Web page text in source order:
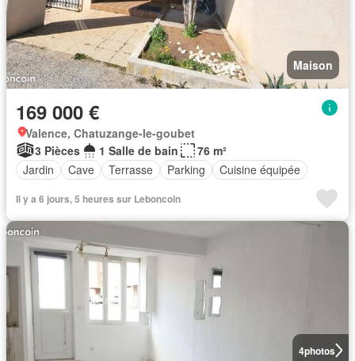
Maison
169 000 €
Valence, Chatuzange-le-goubet
3 Pièces
1 Salle de bain
76 m²
Jardin
Cave Terrasse Parking Cuisine équipée
Il y a 6 jours, 5 heures sur Leboncoin
4photos